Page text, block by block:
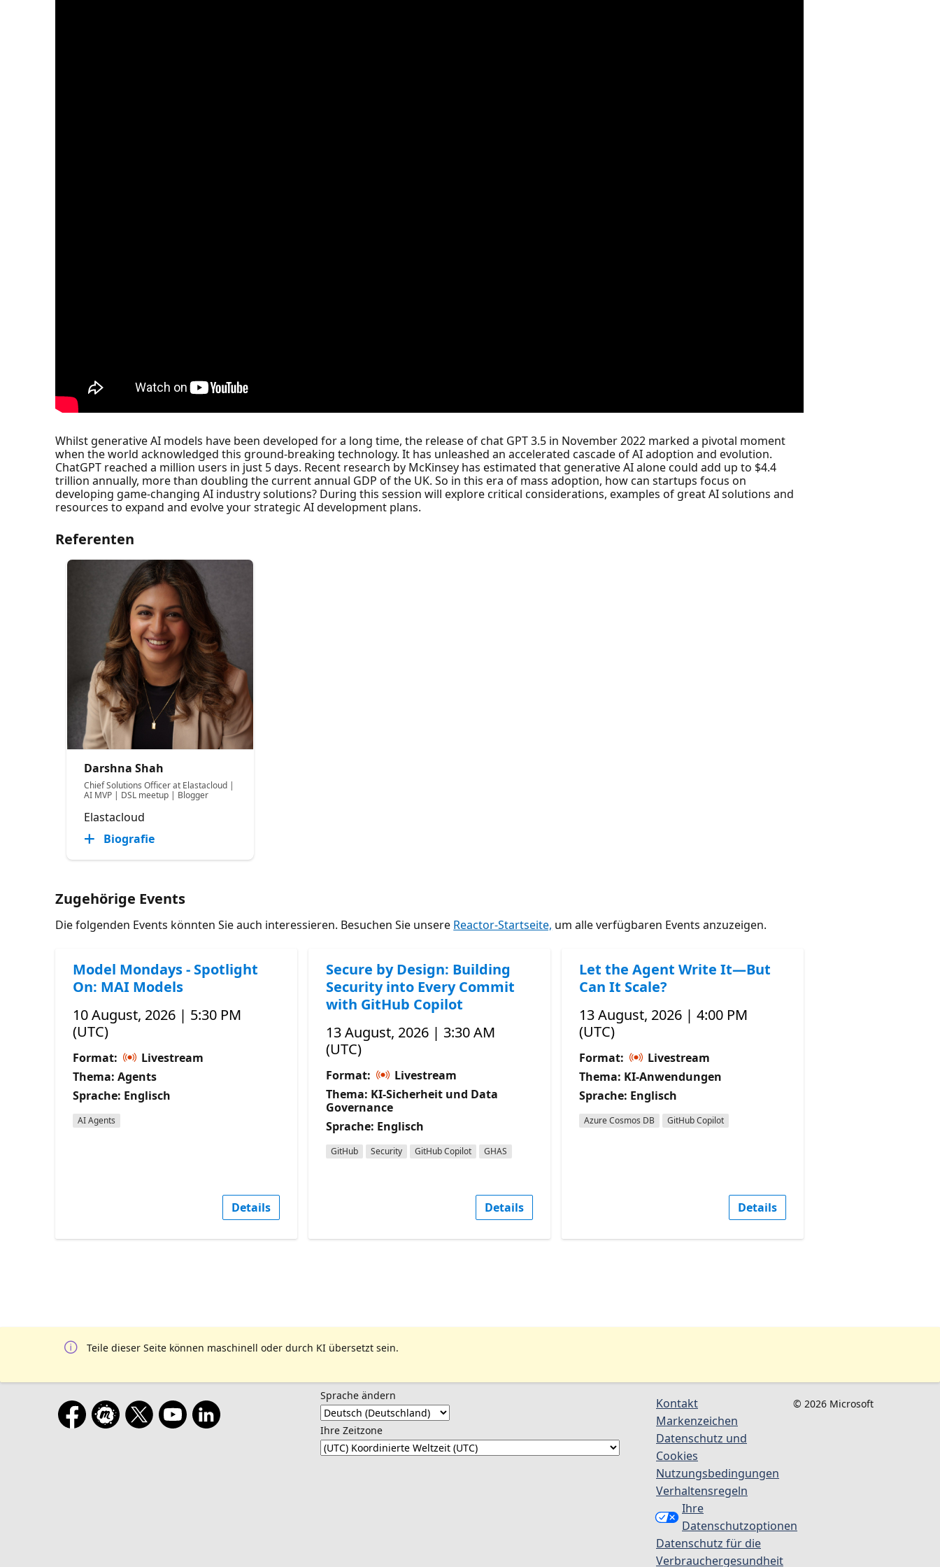
Whilst generative AI models have been developed for a long time, the release of chat GPT 3.5 in November 2022 marked a pivotal moment
when the world acknowledged this ground-breaking technology. It has unleashed an accelerated cascade of AI adoption and evolution.
ChatGPT reached a million users in just 5 days. Recent research by McKinsey has estimated that generative AI alone could add up to $4.4
trillion annually, more than doubling the current annual GDP of the UK. So in this era of mass adoption, how can startups focus on
developing game-changing AI industry solutions? During this session will explore critical considerations, examples of great AI solutions and
resources to expand and evolve your strategic AI development plans.
Referenten
Darshna Shah
Chief Solutions Officer at Elastacloud |
AI MVP | DSL meetup | Blogger
Elastacloud
Biografie
Zugehörige Events
Die folgenden Events könnten Sie auch interessieren. Besuchen Sie unsere Reactor-Startseite, um alle verfügbaren Events anzuzeigen.
Model Mondays - Spotlight
On: MAI Models
10 August, 2026 | 5:30 PM
(UTC)
Format:
Livestream
Thema: Agents
Sprache: Englisch
AI Agents
Details
Secure by Design: Building
Security into Every Commit
with GitHub Copilot
13 August, 2026 | 3:30 AM
(UTC)
Format:
Livestream
Thema: KI-Sicherheit und Data
Governance
Sprache: Englisch
GitHub Security GitHub Copilot GHAS
Details
Let the Agent Write It—But
Can It Scale?
13 August, 2026 | 4:00 PM
(UTC)
Format:
Livestream
Thema: KI-Anwendungen
Sprache: Englisch
Azure Cosmos DB GitHub Copilot
Details
Teile dieser Seite können maschinell oder durch KI übersetzt sein.
Sprache ändern
Ihre Zeitzone
Kontakt
Markenzeichen
Datenschutz und
Cookies
Nutzungsbedingungen
Verhaltensregeln
Ihre
Datenschutzoptionen
Datenschutz für die
Verbrauchergesundheit
© 2026 Microsoft